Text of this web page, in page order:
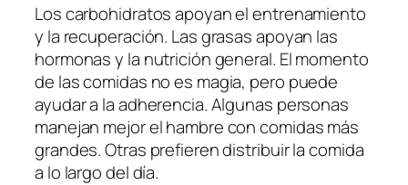
Los carbohidratos apoyan el entrenamiento
y la recuperación. Las grasas apoyan las
hormonas y la nutrición general. El momento
de las comidas no es magia, pero puede
ayudar a la adherencia. Algunas personas
manejan mejor el hambre con comidas más
grandes. Otras prefieren distribuir la comida
a lo largo del día.